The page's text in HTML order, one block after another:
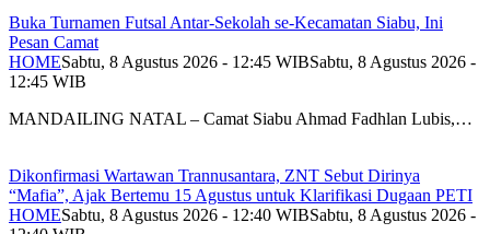
Buka Turnamen Futsal Antar-Sekolah se-Kecamatan Siabu, Ini
Pesan Camat
HOMESabtu, 8 Agustus 2026 - 12:45 WIBSabtu, 8 Agustus 2026 -
12:45 WIB
MANDAILING NATAL – Camat Siabu Ahmad Fadhlan Lubis,…
Dikonfirmasi Wartawan Trannusantara, ZNT Sebut Dirinya
“Mafia”, Ajak Bertemu 15 Agustus untuk Klarifikasi Dugaan PETI
HOMESabtu, 8 Agustus 2026 - 12:40 WIBSabtu, 8 Agustus 2026 -